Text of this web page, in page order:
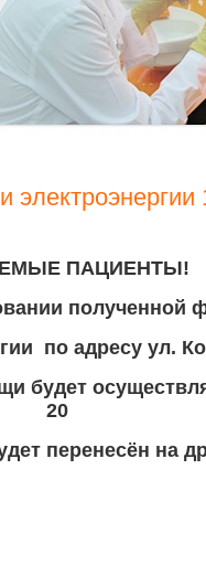
ПАЦИЕНТЫ!
полученной
по адресу ул.
будет
20
перенесён на